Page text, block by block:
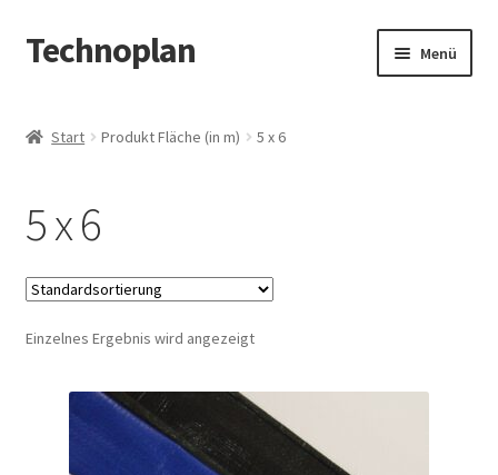
Zur
Navigation
Zum
Inhalt
Technoplan Menü
Datenschutzerklärung
Impressum
Kasse
Warenkorb
Start Produkt Fläche (in m) 5 x 6
5 x 6
Einzelnes Ergebnis wird angezeigt